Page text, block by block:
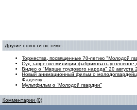
Другие новости по теме:
Торжества, посвященные 70-летию "Молодой
Суд запретил милиции фабриковать уголовное
Видео о "Марше трудового народа" 20 августа
Новый анимационный фильм о
Фадееву ...
Мультфильм о “Молодой гвардии”
Комментарии (0)